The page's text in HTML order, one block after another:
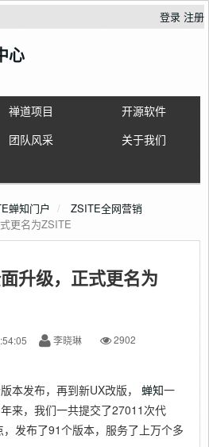
登录 注册
心
禅道项目
开源软件
团队风采
关于我们
蝉知门户
ZSITE全网营销
更名为ZSITE
升级，正式更名为
李晓琳 2902
本发布，再到新UX改版， 蝉知一
来，我们一共提交了27011次代
发布了91个版本，服务了上万个多